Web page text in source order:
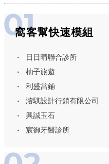
窩客幫快速模組
日日晴聯合診所
柚子旅遊
利盛當鋪
濬騏設計行銷有限公司
興誠玉石
宸御牙醫診所